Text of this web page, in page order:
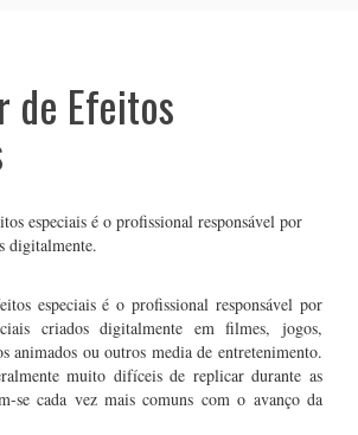
de Efeitos
especiais é o profissional responsável por
digitalmente.
especiais é o profissional responsável por
criados digitalmente em filmes, jogos,
animados ou outros media de entretenimento.
muito difíceis de replicar durante as
se cada vez mais comuns com o avanço da